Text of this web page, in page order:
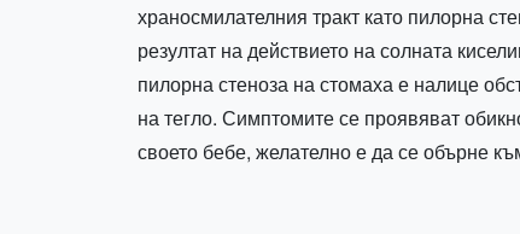
храносмилателния тракт като пилорна
резултат на действието на солната
пилорна стеноза на стомаха е налице
на тегло. Симптомите се проявяват
своето бебе, желателно е да се обърне